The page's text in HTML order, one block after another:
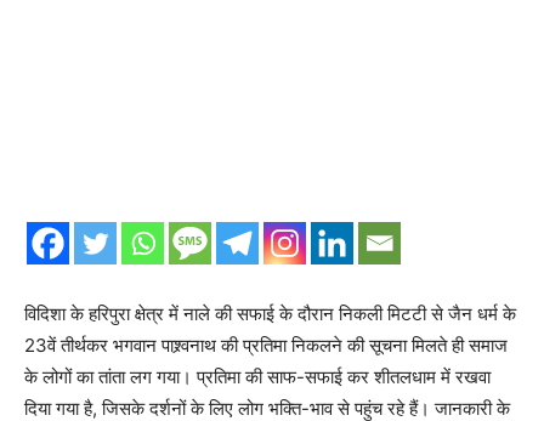
विदिशा के हरिपुरा क्षेत्र में नाले की सफाई के दौरान निकली मिटटी से जैन धर्म के
23वें तीर्थकर भगवान पाश्र्वनाथ की प्रतिमा निकलने की सूचना मिलते ही समाज
के लोगों का तांता लग गया। प्रतिमा की साफ-सफाई कर शीतलधाम में रखवा
दिया गया है, जिसके दर्शनों के लिए लोग भक्ति-भाव से पहुंच रहे हैं। जानकारी के